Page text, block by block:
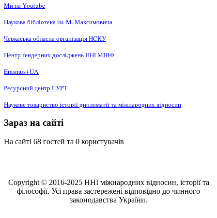
Ми на Youtube
Наукова бібліотека ім. М. Максимовича
Черкаська обласна організація НCКУ
Центр ґендерних досліджень ННІ МВІФ
Erasmus+UA
Ресурсний центр ГУРТ
Наукове товариство історії дипломатії та міжнародних відносин
Зараз на сайті
На сайті 68 гостей та 0 користувачів
Copyright © 2016-2025 ННІ міжнародних відносин, історії та
філософії. Усі права застережені відповідно до чинного
законодавства України.